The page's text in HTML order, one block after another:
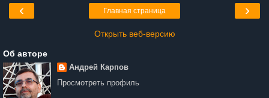
‹ ›
Главная страница
Открыть веб-версию
Об авторе
Андрей Карпов
Просмотреть профиль